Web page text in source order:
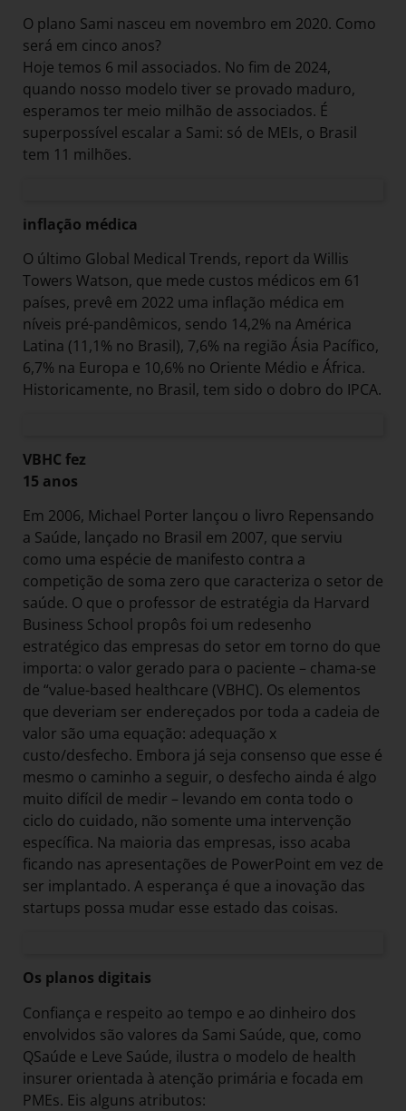
O plano Sami nasceu em novembro em 2020. Como
será em cinco anos?
Hoje temos 6 mil associados. No fim de 2024,
quando nosso modelo tiver se provado maduro,
esperamos ter meio milhão de associados. É
superpossível escalar a Sami: só de MEIs, o Brasil
tem 11 milhões.
inflação médica
O último Global Medical Trends, report da Willis
Towers Watson, que mede custos médicos em 61
países, prevê em 2022 uma inflação médica em
níveis pré-pandêmicos, sendo 14,2% na América
Latina (11,1% no Brasil), 7,6% na região Ásia Pacífico,
6,7% na Europa e 10,6% no Oriente Médio e África.
Historicamente, no Brasil, tem sido o dobro do IPCA.
VBHC fez
15 anos
Em 2006, Michael Porter lançou o livro Repensando
a Saúde, lançado no Brasil em 2007, que serviu
como uma espécie de manifesto contra a
competição de soma zero que caracteriza o setor de
saúde. O que o professor de estratégia da Harvard
Business School propôs foi um redesenho
estratégico das empresas do setor em torno do que
importa: o valor gerado para o paciente – chama-se
de “value-based healthcare (VBHC). Os elementos
que deveriam ser endereçados por toda a cadeia de
valor são uma equação: adequação x
custo/desfecho. Embora já seja consenso que esse é
mesmo o caminho a seguir, o desfecho ainda é algo
muito difícil de medir – levando em conta todo o
ciclo do cuidado, não somente uma intervenção
específica. Na maioria das empresas, isso acaba
ficando nas apresentações de PowerPoint em vez de
ser implantado. A esperança é que a inovação das
startups possa mudar esse estado das coisas.
Os planos digitais
Confiança e respeito ao tempo e ao dinheiro dos
envolvidos são valores da Sami Saúde, que, como
QSaúde e Leve Saúde, ilustra o modelo de health
insurer orientada à atenção primária e focada em
PMEs. Eis alguns atributos: